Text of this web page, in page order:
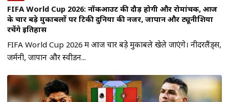
FIFA World Cup 2026: नॉकआउट की दौड़ होगी और रोमांचक, आज
के चार बड़े मुकाबलों पर टिकी दुनिया की नजर, जापान और ट्यूनीशिया
रचेंगे इतिहास
FIFA World Cup 2026 में आज चार बड़े मुकाबले खेले जाएंगे। नीदरलैंड्स,
जर्मनी, जापान और स्वीडन...